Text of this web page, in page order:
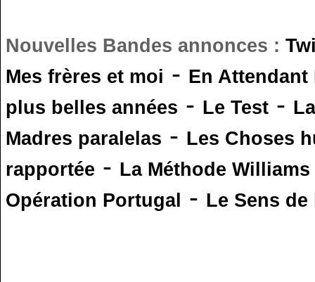
Nouvelles Bandes annonces :
Mes frères et moi - En
plus belles années - Le Test -
Madres paralelas - Les Choses
rapportée - La Méthode Williams
Opération Portugal - Le Sens